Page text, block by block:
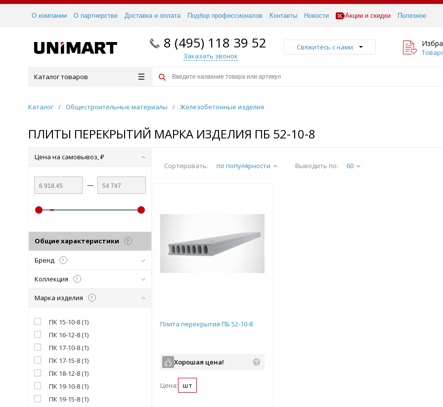
О компании О партнерстве Доставка и оплата Подбор профессионалов Контакты Новости Акции и скидки Полезное
8 (495) 118 39 52
Заказать звонок
Свяжитесь с нами
Каталог товаров
Каталог / Общестроительные материалы / Железобетонные изделия
ПЛИТЫ ПЕРЕКРЫТИЙ МАРКА ИЗДЕЛИЯ ПБ 52-10-8
Сортировать: по популярности Выводить по: 60
Плита перекрытия ПБ 52-10-8
Хорошая цена!
Цена: шт
Цена на самовывоз, ₽
—
Общие характеристики ?
Бренд ?
Коллекция ?
Марка изделия ?
ПК 15-10-8 (1)
ПК 16-12-8 (1)
ПК 17-10-8 (1)
ПК 17-15-8 (1)
ПК 18-12-8 (1)
ПК 19-10-8 (1)
ПК 19-15-8 (1)